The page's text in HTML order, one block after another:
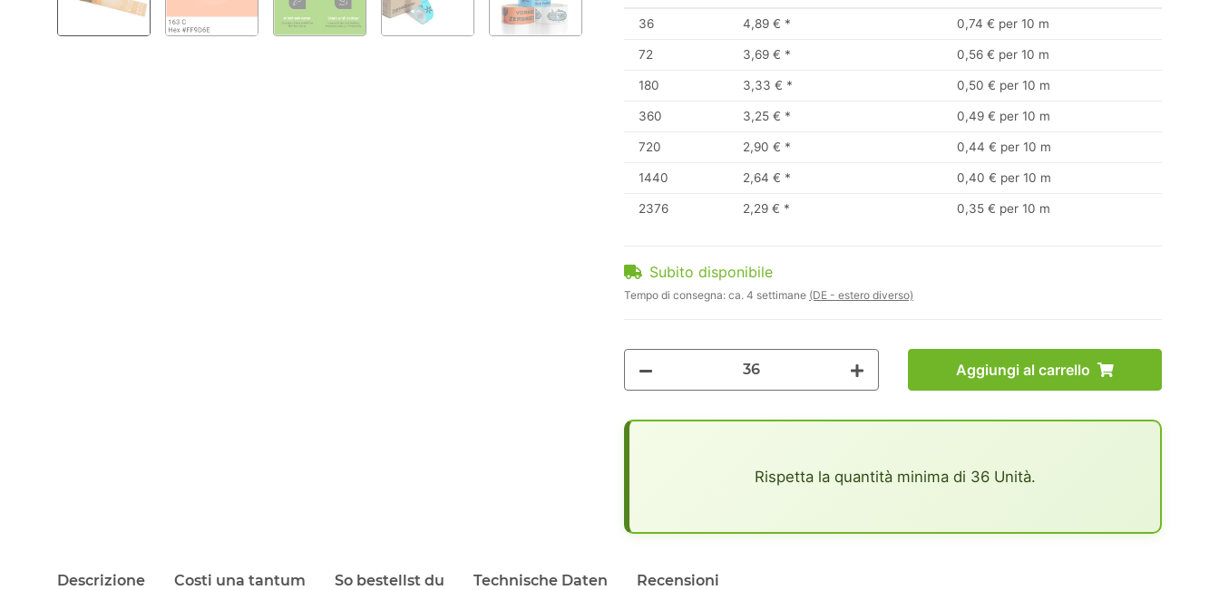
36 4,89 € * 0,74 € per 10 m
72 3,69 € * 0,56 € per 10 m
180 3,33 € * 0,50 € per 10 m
360 3,25 € * 0,49 € per 10 m
720 2,90 € * 0,44 € per 10 m
1440 2,64 € * 0,40 € per 10 m
2376 2,29 € * 0,35 € per 10 m
Subito disponibile
Tempo di consegna: ca. 4 settimane (DE - estero diverso)
Aggiungi al carrello
Rispetta la quantità minima di 36 Unità.
Descrizione Costi una tantum So bestellst du Technische Daten Recensioni